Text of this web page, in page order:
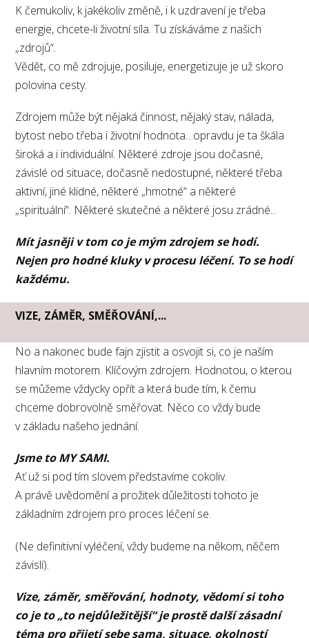
K čemukoliv, k jakékoliv změně, i k uzdravení je třeba
energie, chcete-li životní síla. Tu získáváme z našich
„zdrojů“.
Vědět, co mě zdrojuje, posiluje, energetizuje je už skoro
polovina cesty.
Zdrojem může být nějaká činnost, nějaký stav, nálada,
bytost nebo třeba i životní hodnota…opravdu je ta škála
široká a i individuální. Některé zdroje jsou dočasné,
závislé od situace, dočasně nedostupné, některé třeba
aktivní, jiné klidné, některé „hmotné“ a některé
„spirituální“. Některé skutečné a některé josu zrádné...
Mít jasněji v tom co je mým zdrojem se hodí.
Nejen pro hodné kluky v procesu léčení. To se hodí
každému.
VIZE, ZÁMĚR, SMĚŘOVÁNÍ,...
No a nakonec bude fajn zjistit a osvojit si, co je naším
hlavním motorem. Klíčovým zdrojem. Hodnotou, o kterou
se můžeme vždycky opřít a která bude tím, k čemu
chceme dobrovolně směřovat. Něco co vždy bude
v základu našeho jednání.
Jsme to MY SAMI.
Ať už si pod tím slovem představíme cokoliv.
A právě uvědomění a prožitek důležitosti tohoto je
základním zdrojem pro proces léčení se.
(Ne definitivní vyléčení, vždy budeme na někom, něčem
závislí).
Vize, záměr, směřování, hodnoty, vědomí si toho
co je to „to nejdůležitější“ je prostě další zásadní
téma pro přijetí sebe sama, situace, okolností